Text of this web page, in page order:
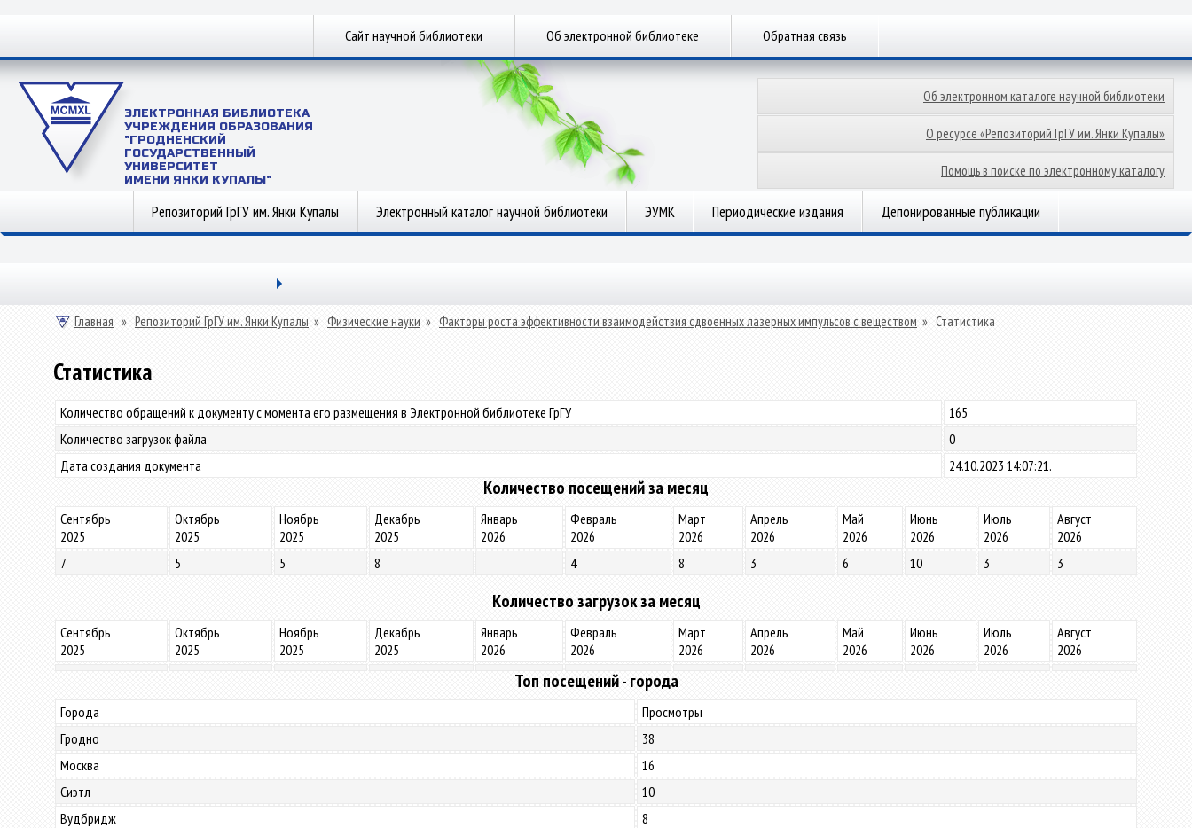
Сайт научной библиотеки Об электронной библиотеке Обратная связь
ЭЛЕКТРОННАЯ БИБЛИОТЕКА
УЧРЕЖДЕНИЯ ОБРАЗОВАНИЯ
"ГРОДНЕНСКИЙ
ГОСУДАРСТВЕННЫЙ
УНИВЕРСИТЕТ
ИМЕНИ ЯНКИ КУПАЛЫ"
Об электронном каталоге научной библиотеки
О ресурсе «Репозиторий ГрГУ им. Янки Купалы»
Помощь в поиске по электронному каталогу
Репозиторий ГрГУ им. Янки Купалы Электронный каталог научной библиотеки ЭУМК Периодические издания Депонированные публикации
Главная » Репозиторий ГрГУ им. Янки Купалы » Физические науки » Факторы роста эффективности взаимодействия сдвоенных лазерных импульсов с веществом » Статистика
Статистика
Количество обращений к документу с момента его размещения в Электронной библиотеке ГрГУ
165
Количество загрузок файла
0
Дата создания документа
24.10.2023 14:07:21.
Количество посещений за месяц
Сентябрь
2025
Октябрь
2025
Ноябрь
2025
Декабрь
2025
Январь
2026
Февраль
2026
Март
2026
Апрель
2026
Май
2026
Июнь
2026
Июль
2026
Август
2026
7
5 5 8 4 8 3 6 10 3 3
Количество загрузок за месяц
Сентябрь
2025
Октябрь
2025
Ноябрь
2025
Декабрь
2025
Январь
2026
Февраль
2026
Март
2026
Апрель
2026
Май
2026
Июнь
2026
Июль
2026
Август
2026
Топ посещений - города
Города
Просмотры
Гродно
38
Москва
16
Сиэтл
10
Вудбридж
8